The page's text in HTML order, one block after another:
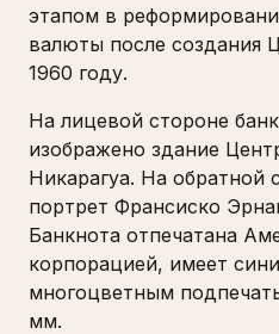
этапом в
валюты после создания
1960 году.
На лицевой стороне
изображено здание
Никарагуа. На обратной
портрет Франсиско
Банкнота отпечатана
корпорацией, имеет
многоцветным
мм.